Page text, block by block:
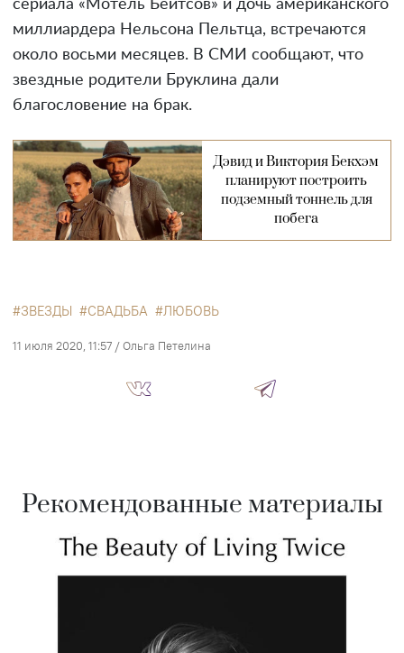
сериала «Мотель Бейтсов» и дочь американского
миллиардера Нельсона Пельтца, встречаются
около восьми месяцев. В СМИ сообщают, что
звездные родители Бруклина дали
благословение на брак.
Дэвид и Виктория Бекхэм
планируют построить
подземный тоннель для
побега
ЗВЕЗДЫ СВАДЬБА ЛЮБОВЬ
11 июля 2020, 11:57 / Ольга Петелина
Рекомендованные материалы